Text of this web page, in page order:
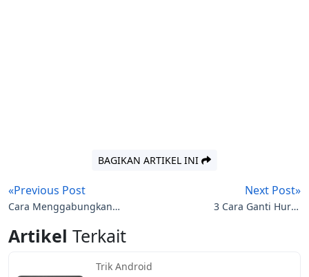
BAGIKAN ARTIKEL INI
«Previous Post
Cara Menggabungkan
Aplikasi Android
Next Post»
3 Cara Ganti Huruf
Artikel Terkait
Trik Android